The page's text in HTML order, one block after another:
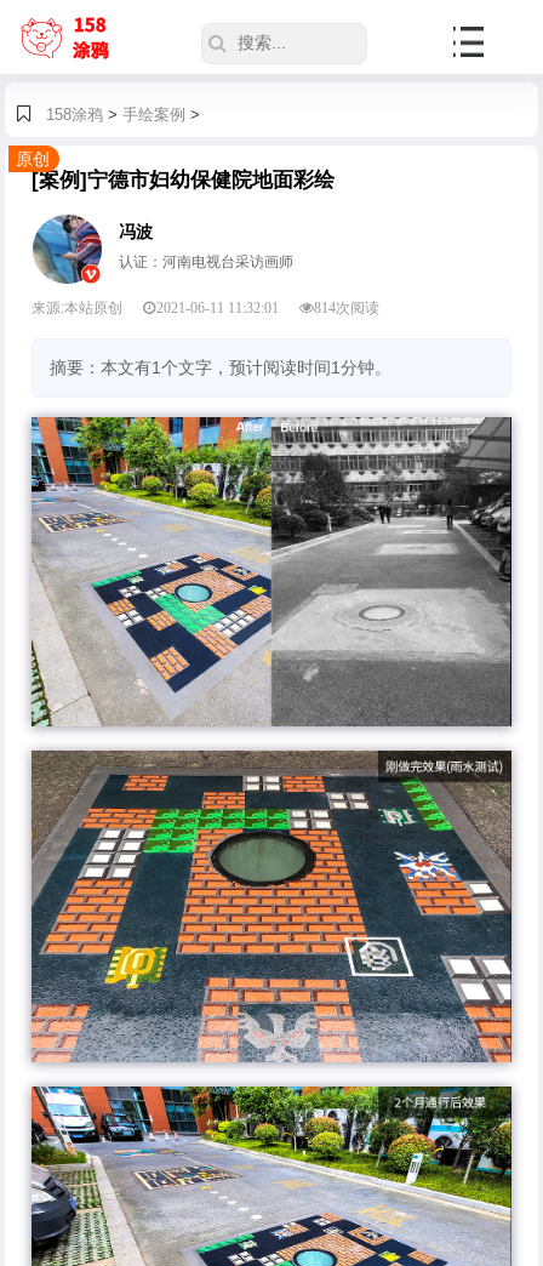
158涂鸦> 手绘案例 >
原创
[案例]宁德市妇幼保健院地面彩绘
冯波
认证：河南电视台采访画师
来源:本站原创 2021-06-11 11:32:01 814次阅读
摘要：本文有1个文字，预计阅读时间1分钟。